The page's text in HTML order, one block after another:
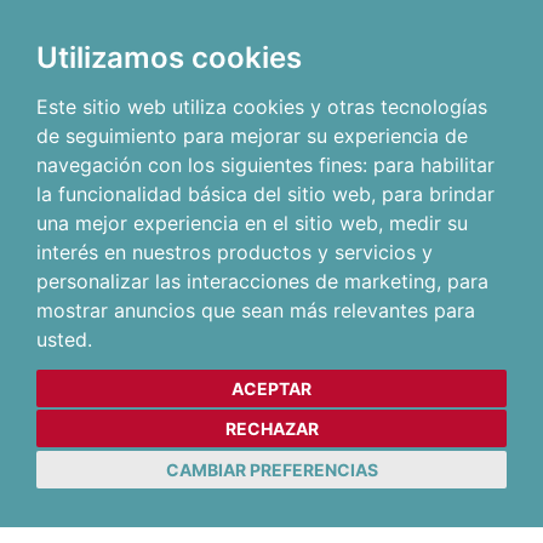
Utilizamos cookies
Este sitio web utiliza cookies y otras tecnologías
de seguimiento para mejorar su experiencia de
navegación con los siguientes fines: para habilitar
la funcionalidad básica del sitio web, para brindar
una mejor experiencia en el sitio web, medir su
interés en nuestros productos y servicios y
personalizar las interacciones de marketing, para
mostrar anuncios que sean más relevantes para
usted.
ACEPTAR
RECHAZAR
CAMBIAR PREFERENCIAS